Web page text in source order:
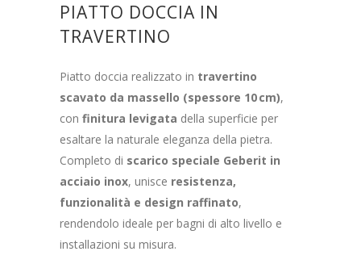
PIATTO DOCCIA IN
TRAVERTINO
Piatto doccia realizzato in travertino
scavato da massello (spessore 10 cm),
con finitura levigata della superficie per
esaltare la naturale eleganza della pietra.
Completo di scarico speciale Geberit in
acciaio inox, unisce resistenza,
funzionalità e design raffinato,
rendendolo ideale per bagni di alto livello e
installazioni su misura.